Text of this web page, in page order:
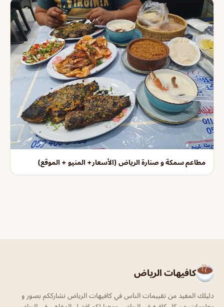
مطاعم سمكة و صنارة الرياض (الأسعار+ المنيو + الموقع)
كافيهات الرياض
دليلك المفيد من تقييمات الناس في كافيهات الرياض نشارككم بصور و